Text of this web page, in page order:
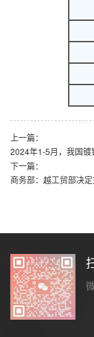
上一篇：
下一篇：
商务部：越工贸部决